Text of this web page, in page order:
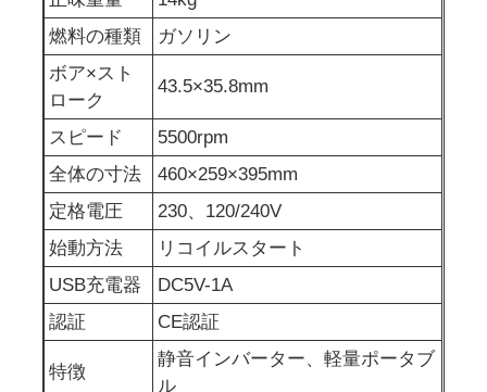
燃料の種類
ガソリン
ボア×スト
ローク
43.5×35.8mm
スピード
5500rpm
全体の寸法
460×259×395mm
定格電圧
230、120/240V
始動方法
リコイルスタート
USB充電器
DC5V-1A
認証
CE認証
特徴
静音インバーター、軽量ポータブ
ル